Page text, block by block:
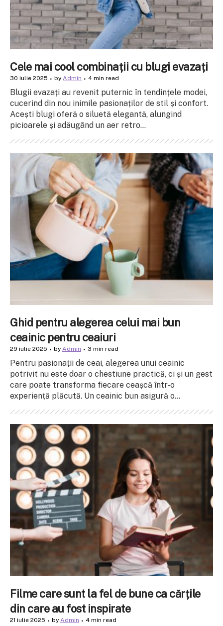
Cele mai cool combinații cu blugi evazați
30 iulie 2025 by Admin 4 min read
Blugii evazați au revenit puternic în tendințele modei,
cucerind din nou inimile pasionaților de stil și confort.
Acești blugi oferă o siluetă elegantă, alungind
picioarele și adăugând un aer retro...
Ghid pentru alegerea celui mai bun
ceainic pentru ceaiuri
29 iulie 2025 by Admin 3 min read
Pentru pasionații de ceai, alegerea unui ceainic
potrivit nu este doar o chestiune practică, ci și un gest
care poate transforma fiecare ceașcă într-o
experiență plăcută. Un ceainic bun asigură o...
Filme care sunt la fel de bune ca cărțile
din care au fost inspirate
21 iulie 2025 by Admin 4 min read